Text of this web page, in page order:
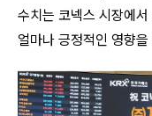
수치는 코넥스 시장에
얼마나 긍정적인 영향